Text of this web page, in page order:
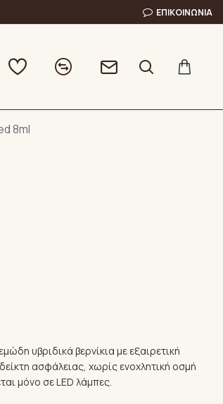
ΕΠΙΚΟΙΝΩΝΊΑ
8ml
υβριδικά βερνίκια με εξαιρετική
ασφάλειας, χωρίς ενοχλητική οσμή
μόνο σε LED λάμπες.